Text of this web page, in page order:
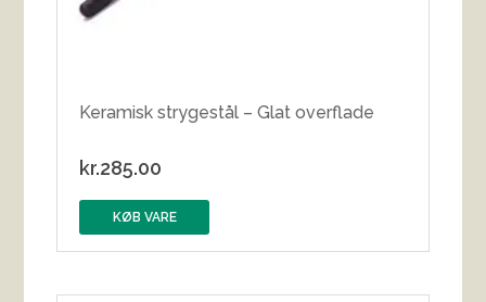
Keramisk strygestål – Glat overflade
kr.285.00
KØB VARE